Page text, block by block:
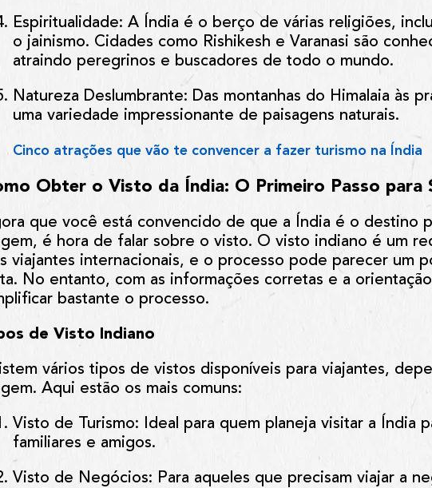
Espiritualidade: A Índia é o berço de várias religiões,
o jainismo. Cidades como Rishikesh e Varanasi são
atraindo peregrinos e buscadores de todo o mundo.
Natureza Deslumbrante: Das montanhas do Himalaia às
uma variedade impressionante de paisagens naturais.
Cinco atrações que vão te convencer a fazer turismo na Índia
Obter o Visto da Índia: O Primeiro Passo para
que você está convencido de que a Índia é o destino
é hora de falar sobre o visto. O visto indiano é um
viajantes internacionais, e o processo pode parecer um
No entanto, com as informações corretas e a
bastante o processo.
de Visto Indiano
vários tipos de vistos disponíveis para viajantes,
Aqui estão os mais comuns:
Visto de Turismo: Ideal para quem planeja visitar a Índia
familiares e amigos.
Visto de Negócios: Para aqueles que precisam viajar a